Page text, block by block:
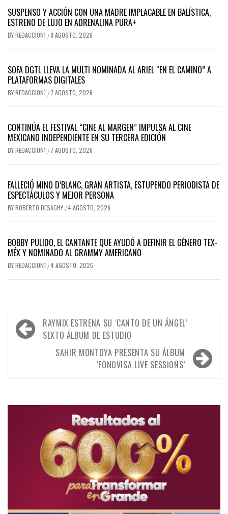
SUSPENSO Y ACCIÓN CON UNA MADRE IMPLACABLE EN BALÍSTICA,
ESTRENO DE LUJO EN ADRENALINA PURA+
BYREDACCION1 /8 AGOSTO, 2026
SOFA DGTL LLEVA LA MULTI NOMINADA AL ARIEL “EN EL CAMINO” A
PLATAFORMAS DIGITALES
BYREDACCION1 / 7 AGOSTO, 2026
CONTINÚA EL FESTIVAL “CINE AL MARGEN” IMPULSA AL CINE
MEXICANO INDEPENDIENTE EN SU TERCERA EDICIÓN
BYREDACCION1 / 7 AGOSTO, 2026
FALLECIÓ MINO D’BLANC, GRAN ARTISTA, ESTUPENDO PERIODISTA DE
ESPECTÁCULOS Y MEJOR PERSONA
BYROBERTO DESACHY /4 AGOSTO, 2026
BOBBY PULIDO, EL CANTANTE QUE AYUDÓ A DEFINIR EL GÉNERO TEX-
MÉX Y NOMINADO AL GRAMMY AMERICANO
BYREDACCION1 /4 AGOSTO, 2026
Navegación
de
entradas
RAYMIX ESTRENA SU ‘CANTO DE UN ÁNGEL’
SEXTO ÁLBUM DE ESTUDIO
SAHIR MONTOYA PRESENTA SU ÁLBUM
‘FONOVISA LIVE SESSIONS’